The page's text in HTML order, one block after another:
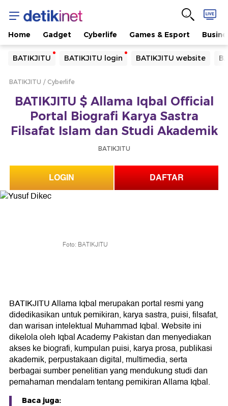
Home Gadget Cyberlife Games & Esport
BATIKJITU BATIKJITU login BATIKJITU website
Yang sedang ramai dicari
Loading...
Loading...
BATIKJITU Cyberlife
BATIKJITU $ Allama Iqbal Official
Portal Biografi Karya Sastra
Filsafat Islam dan Studi Akademik
BATIKJITU
LOGIN DAFTAR
Foto: BATIKJITU
BATIKJITU Allama Iqbal merupakan portal resmi yang
didedikasikan untuk pemikiran, karya sastra, puisi, filsafat,
dan warisan intelektual Muhammad Iqbal. Website ini
dikelola oleh Iqbal Academy Pakistan dan menyediakan
akses ke biografi, kumpulan puisi, karya prosa, publikasi
akademik, perpustakaan digital, multimedia, serta
berbagai sumber penelitian yang mendukung studi dan
pemahaman mendalam tentang pemikiran Allama Iqbal.
Baca juga: